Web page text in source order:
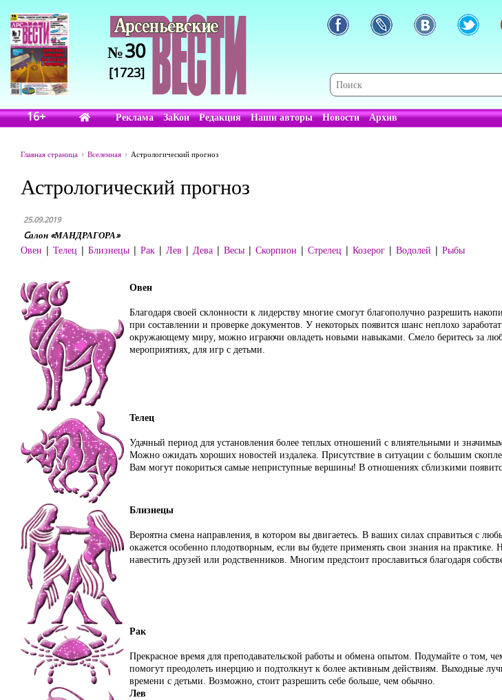
№30
[1723]
16+ Реклама ЗаКон Редакция Наши авторы Новости Архив
Главная страница Вселенная Астрологический прогноз
Астрологический прогноз
25.09.2019
Cалон «МАНДРАГОРА»
Овен | Телец | Близнецы | Рак | Лев | Дева | Весы | Скорпион | Стрелец | Козерог | Водолей | Рыбы
Овен
Благодаря своей склонности к лидерству многие смогут благополучно разрешить
при составлении и проверке документов. У некоторых появится шанс неплохо
окружающему миру, можно играючи овладеть новыми навыками. Смело беритесь за
мероприятиях, для игр с детьми.
Телец
Удачный период для установления более теплых отношений с влиятельными и
Можно ожидать хороших новостей издалека. Присутствие в ситуации с большим
Вам могут покориться самые неприступные вершины! В отношениях сблизкими
Близнецы
Вероятна смена направления, в котором вы двигаетесь. В ваших силах справиться с
окажется особенно плодотворным, если вы будете применять свои знания на
навестить друзей или родственников. Многим предстоит прославиться благодаря
Рак
Прекрасное время для преподавательской работы и обмена опытом. Подумайте о том,
помогут преодолеть инерцию и подтолкнут к более активным действиям. Выходные
времени с детьми. Возможно, стоит разрешить себе больше, чем обычно.
Лев